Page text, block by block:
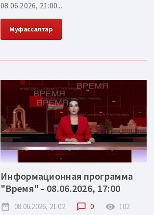
08.06.2026, 21:00...
Муфассалтар
Информационная программа
"Время" - 08.06.2026, 17:00
date_range 08.06.2026, 21:02 chat_bubble_outline 0 remove_red_eye 102